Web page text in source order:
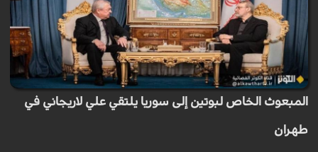
المبعوث الخاص لبوتين إلى سوريا يلتقي علي لاريجاني في
طهران